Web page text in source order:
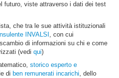
futuro, viste attraverso i dati dei test
che tra le sue attività istituzionali
INVALSI , con cui
di informazioni su chi e come
(vedi qui)
storico esperto e
di ben remunerati incarichi, dello